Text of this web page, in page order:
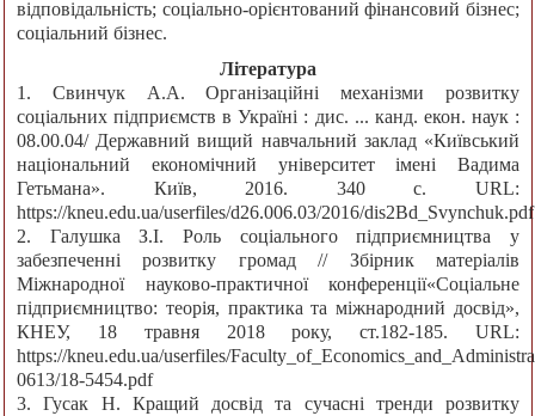
відповідальність; соціально-орієнтований фінансовий бізнес;
соціальний бізнес.
Література
1. Свинчук А.А. Організаційні механізми розвитку
соціальних підприємств в Україні : дис. ... канд. екон. наук :
08.00.04/ Державний вищий навчальний заклад «Київський
національний економічний університет імені Вадима
Гетьмана». Київ, 2016. 340 с. URL:
https://kneu.edu.ua/userfiles/d26.006.03/2016/dis2Bd_Svynchuk.pdf
2. Галушка З.І. Роль соціального підприємництва у
забезпеченні розвитку громад // Збірник матеріалів
Міжнародної науково-практичної конференції«Соціальне
підприємництво: теорія, практика та міжнародний досвід»,
КНЕУ, 18 травня 2018 року, ст.182-185. URL:
https://kneu.edu.ua/userfiles/
0613/18-5454.pdf
3. Гусак Н. Кращий досвід та сучасні тренди розвитку